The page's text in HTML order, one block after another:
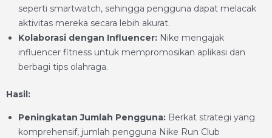
seperti smartwatch, sehingga pengguna dapat melacak
aktivitas mereka secara lebih akurat.
Kolaborasi dengan Influencer: Nike mengajak
influencer fitness untuk mempromosikan aplikasi dan
berbagi tips olahraga.
Hasil:
Peningkatan Jumlah Pengguna: Berkat strategi yang
komprehensif, jumlah pengguna Nike Run Club